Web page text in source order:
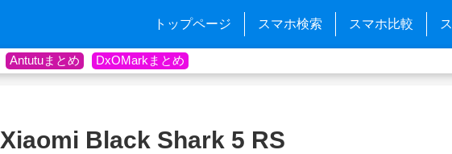
トップページ スマホ検索 スマホ比較
Antutuまとめ DxOMarkまとめ
Xiaomi Black Shark 5 RS